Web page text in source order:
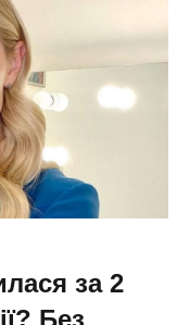
за 2
Без